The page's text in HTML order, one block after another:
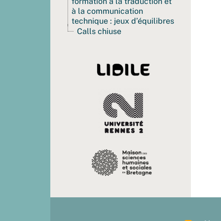
à la communication
technique : jeux d’équilibres
Calls chiuse